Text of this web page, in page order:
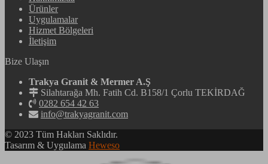
Ürünler
Uygulamalar
Hizmet Bölgeleri
İletişim
Bize Ulaşın
Trakya Granit & Mermer A.Ş
Silahtarağa Mh. Fatih Cd. B158/1 Çorlu TEKİRDAĞ
0282 654 42 63
info@trakyagranit.com
© 2023 Tüm Hakları Saklıdır.
Tasarım & Uygulama Heweso